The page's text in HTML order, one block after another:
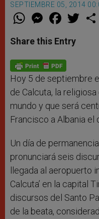
SEPTIEMBRE 05, 2014
W
t
s
p
p
M
e
s
e
g
e
r
F
a
e
b
o
k
w
Share this Entry
Hoy 5 de septiembre
de Calcuta, la
mundo y que será
Francisco a Albania
Un día de
pronunciará seis
llegada al aeropuerto
Calcuta’ en la capital
discursos del Santo
de la beata,